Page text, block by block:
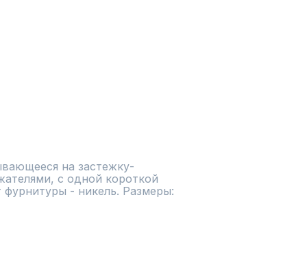
на застежку-
с одной короткой
- никель. Размеры: